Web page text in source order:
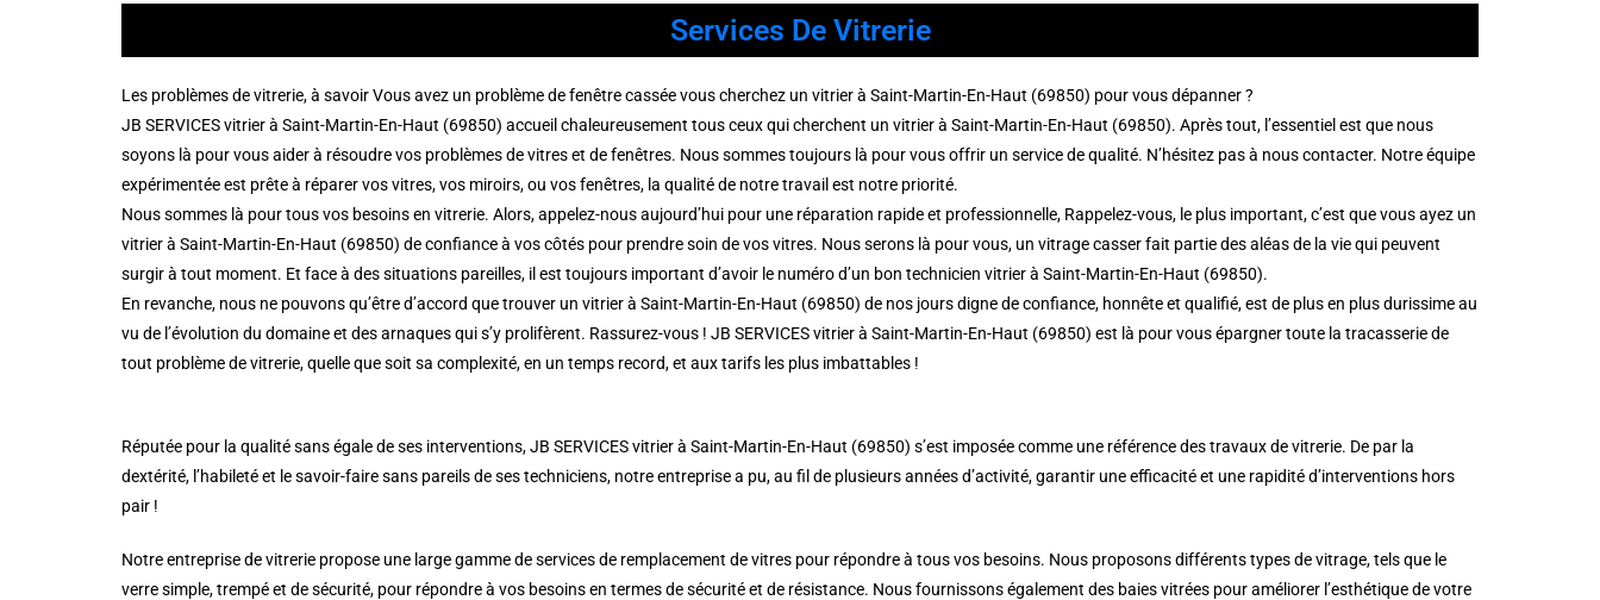
Services De Vitrerie
Les problèmes de vitrerie, à savoir Vous avez un problème de fenêtre cassée vous cherchez un vitrier à Saint-Martin-En-Haut (69850) pour vous dépanner ?
JB SERVICES vitrier à Saint-Martin-En-Haut (69850) accueil chaleureusement tous ceux qui cherchent un vitrier à Saint-Martin-En-Haut (69850). Après tout, l’essentiel est que nous
soyons là pour vous aider à résoudre vos problèmes de vitres et de fenêtres. Nous sommes toujours là pour vous offrir un service de qualité. N’hésitez pas à nous contacter. Notre équipe
expérimentée est prête à réparer vos vitres, vos miroirs, ou vos fenêtres, la qualité de notre travail est notre priorité.
Nous sommes là pour tous vos besoins en vitrerie. Alors, appelez-nous aujourd’hui pour une réparation rapide et professionnelle, Rappelez-vous, le plus important, c’est que vous ayez un
vitrier à Saint-Martin-En-Haut (69850) de confiance à vos côtés pour prendre soin de vos vitres. Nous serons là pour vous, un vitrage casser fait partie des aléas de la vie qui peuvent
surgir à tout moment. Et face à des situations pareilles, il est toujours important d’avoir le numéro d’un bon technicien vitrier à Saint-Martin-En-Haut (69850).
En revanche, nous ne pouvons qu’être d’accord que trouver un vitrier à Saint-Martin-En-Haut (69850) de nos jours digne de confiance, honnête et qualifié, est de plus en plus durissime au
vu de l’évolution du domaine et des arnaques qui s’y prolifèrent. Rassurez-vous ! JB SERVICES vitrier à Saint-Martin-En-Haut (69850) est là pour vous épargner toute la tracasserie de
tout problème de vitrerie, quelle que soit sa complexité, en un temps record, et aux tarifs les plus imbattables !
Réputée pour la qualité sans égale de ses interventions, JB SERVICES vitrier à Saint-Martin-En-Haut (69850) s’est imposée comme une référence des travaux de vitrerie. De par la
dextérité, l’habileté et le savoir-faire sans pareils de ses techniciens, notre entreprise a pu, au fil de plusieurs années d’activité, garantir une efficacité et une rapidité d’interventions hors
pair !
Notre entreprise de vitrerie propose une large gamme de services de remplacement de vitres pour répondre à tous vos besoins. Nous proposons différents types de vitrage, tels que le
verre simple, trempé et de sécurité, pour répondre à vos besoins en termes de sécurité et de résistance. Nous fournissons également des baies vitrées pour améliorer l’esthétique de votre